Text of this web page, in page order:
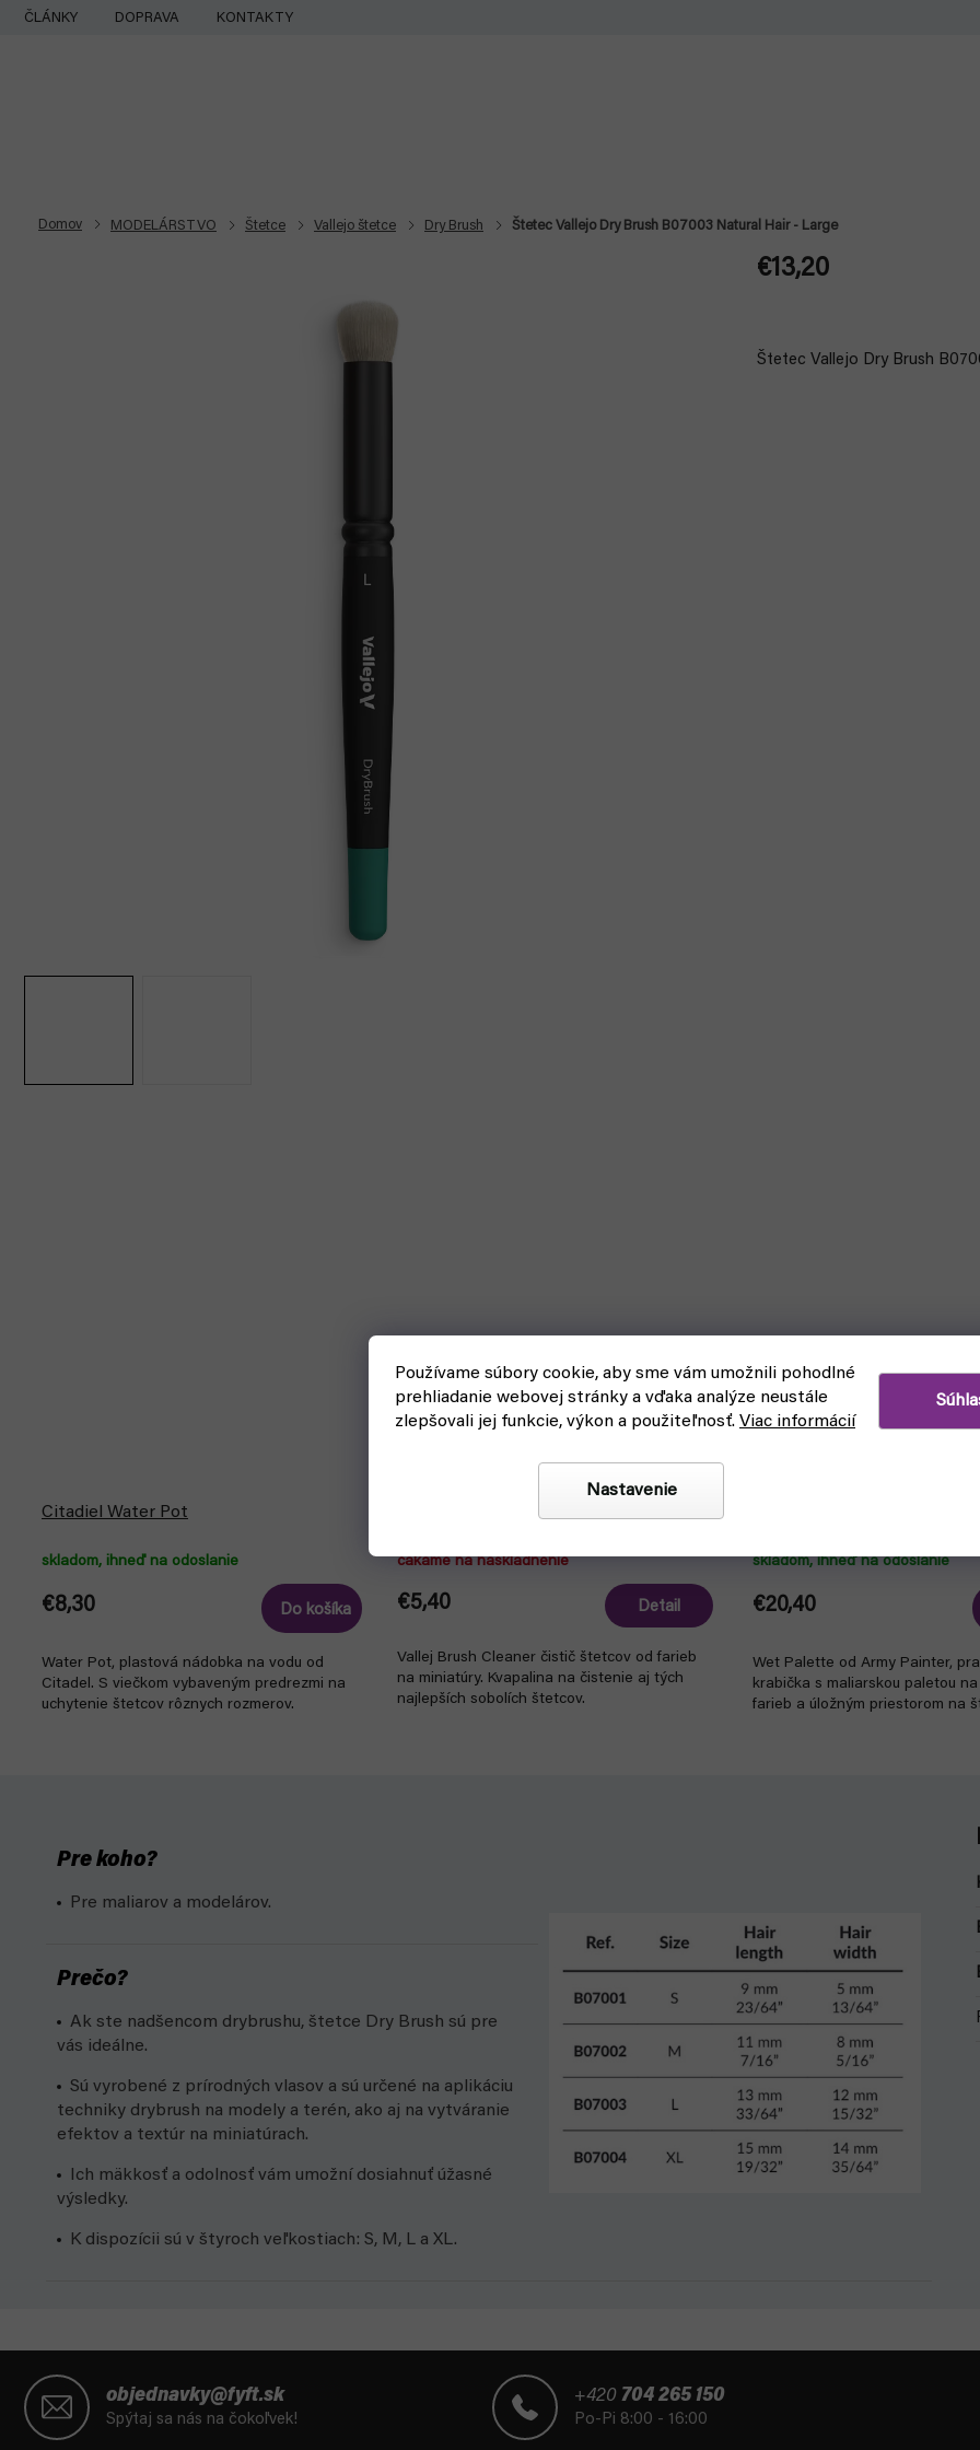
Používame súbory cookie, aby sme vám umožnili pohodlné
prehliadanie webovej stránky a vďaka analýze neustále
zlepšovali jej funkcie, výkon a použiteľnosť. Viac informácií
Nastavenie
Prejsť
ČLÁNKY DOPRAVA KONTAKTY
Domov MODELÁRSTVO Štetce Vallejo štetce Dry Brush Štetec Vallejo Dry Brush B07003 Natural Hair - Large
€13,20
Štetec Vallejo Dry Brush
Citadiel Water Pot
skladom, ihneď na odoslanie
€8,30 Do košíka
Water Pot, plastová nádobka na vodu od
Citadel. S viečkom vybaveným predrezmi na
uchytenie štetcov rôznych rozmerov.
Čistič štetcov - Vallejo 28900 Brush
čakáme na naskladnenie
€5,40 Detail
Vallej Brush Cleaner čistič štetcov od farieb
na miniatúry. Kvapalina na čistenie aj tých
najlepších sobolích štetcov.
skladom, ihneď na odoslanie
€20,40
Wet Palette od Army Painter,
krabička s maliarskou paletou
farieb a úložným priestorom na
Pre koho?
Pre maliarov a modelárov.
Prečo?
Ak ste nadšencom drybrushu, štetce Dry Brush sú pre
vás ideálne.
Sú vyrobené z prírodných vlasov a sú určené na aplikáciu
techniky drybrush na modely a terén, ako aj na vytváranie
efektov a textúr na miniatúrach.
Ich mäkkosť a odolnosť vám umožní dosiahnuť úžasné
výsledky.
K dispozícii sú v štyroch veľkostiach: S, M, L a XL.
objednavky@fyft.sk
Spýtaj sa nás na čokoľvek!
+420 704 265 150
Po-Pi 8:00 - 16:00